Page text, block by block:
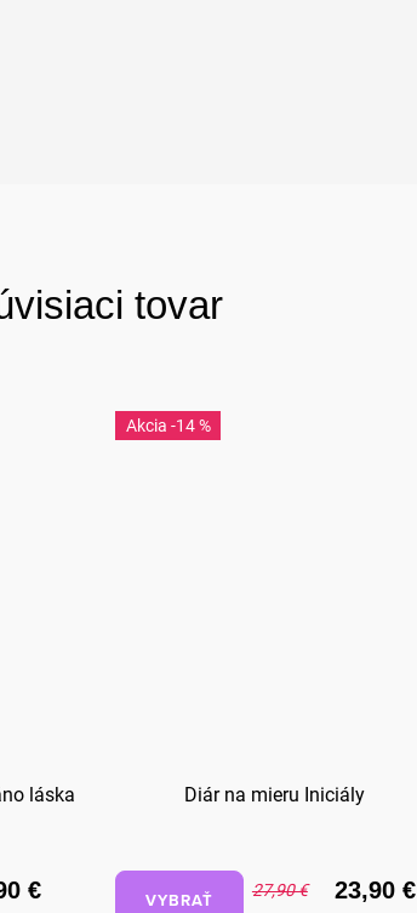
tovar
láska
€
-14 %
Diár na mieru Iniciály
27,90 € 23,90 €
VYBRAŤ